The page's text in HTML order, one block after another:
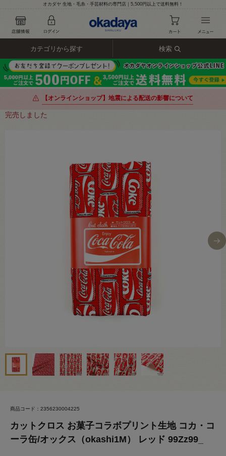
オカダヤ 生地・毛糸・手芸材料の専門店｜5,500円以上で送料無料！
カテゴリから探す 検索
【オンラインショップ】地震による配送の影響について
完売しました
商品コード：2356230004225
カットクロス お菓子コラボプリント生地 コカ・コ
ーラ缶/オックス（okashi1M） レッド 99Zz99_